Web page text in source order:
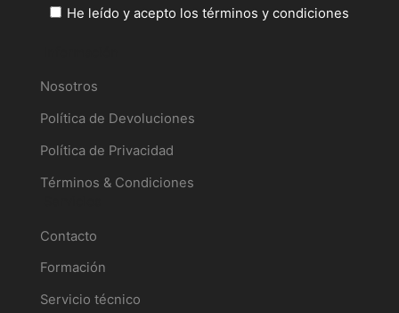
He leído y acepto los términos y condiciones
Nosotros
Política de Devoluciones
Política de Privacidad
Términos & Condiciones
Contacto
Formación
Servicio técnico